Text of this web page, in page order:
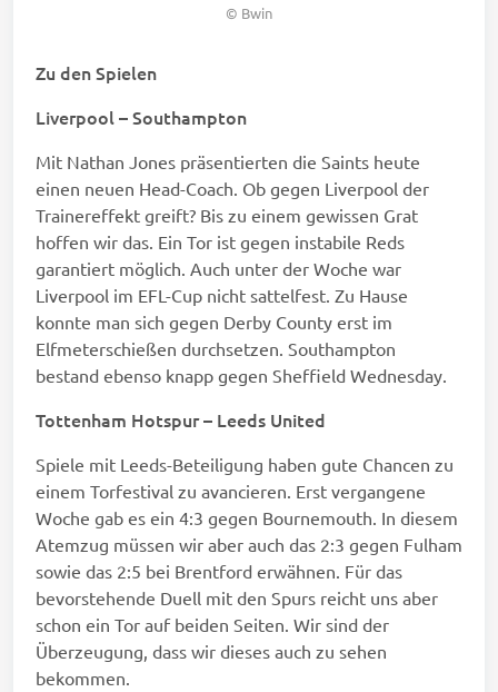
© Bwin
Zu den Spielen
Liverpool – Southampton
Mit Nathan Jones präsentierten die Saints heute
einen neuen Head-Coach. Ob gegen Liverpool der
Trainereffekt greift? Bis zu einem gewissen Grat
hoffen wir das. Ein Tor ist gegen instabile Reds
garantiert möglich. Auch unter der Woche war
Liverpool im EFL-Cup nicht sattelfest. Zu Hause
konnte man sich gegen Derby County erst im
Elfmeterschießen durchsetzen. Southampton
bestand ebenso knapp gegen Sheffield Wednesday.
Tottenham Hotspur – Leeds United
Spiele mit Leeds-Beteiligung haben gute Chancen zu
einem Torfestival zu avancieren. Erst vergangene
Woche gab es ein 4:3 gegen Bournemouth. In diesem
Atemzug müssen wir aber auch das 2:3 gegen Fulham
sowie das 2:5 bei Brentford erwähnen. Für das
bevorstehende Duell mit den Spurs reicht uns aber
schon ein Tor auf beiden Seiten. Wir sind der
Überzeugung, dass wir dieses auch zu sehen
bekommen.